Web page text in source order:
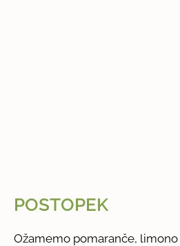
POSTOPEK
Ožamemo pomaranče,